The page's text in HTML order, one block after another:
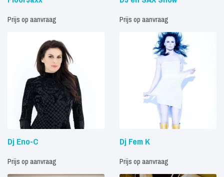
Prijs op aanvraag Prijs op aanvraag
Dj Eno-C
Prijs op aanvraag
Dj Fem K
Prijs op aanvraag